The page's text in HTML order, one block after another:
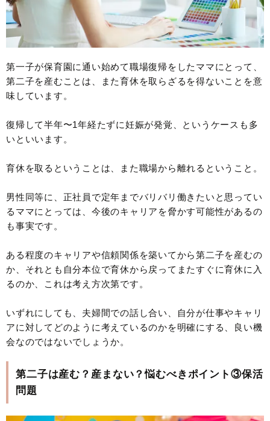
第一子が保育園に通い始めて職場復帰をしたママにとって、
第二子を産むことは、また育休を取らざるを得ないことを意
味しています。
復帰して半年〜1年経たずに妊娠が発覚、というケースも多
いといいます。
育休を取るということは、また職場から離れるということ。
男性同等に、正社員で定年までバリバリ働きたいと思ってい
るママにとっては、今後のキャリアを脅かす可能性があるの
も事実です。
ある程度のキャリアや信頼関係を築いてから第二子を産むの
か、それとも自分本位で育休から戻ってまたすぐに育休に入
るのか、これは考え方次第です。
いずれにしても、夫婦間での話し合い、自分が仕事やキャリ
アに対してどのように考えているのかを明確にする、良い機
会なのではないでしょうか。
第二子は産む？産まない？悩むべきポイント③保活
問題